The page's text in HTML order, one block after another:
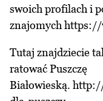
swoich profilach i
znajomych
Tutaj znajdziecie
ratować Puszczę
Białowieską.